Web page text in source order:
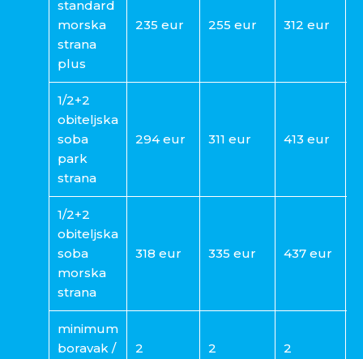
standard
morska
strana
plus
235 eur 255 eur 312 eur
1/2+2
obiteljska
soba
park
strana
294 eur 311 eur 413 eur
1/2+2
obiteljska
soba
morska
strana
318 eur 335 eur 437 eur
minimum
boravak /
2 2 2